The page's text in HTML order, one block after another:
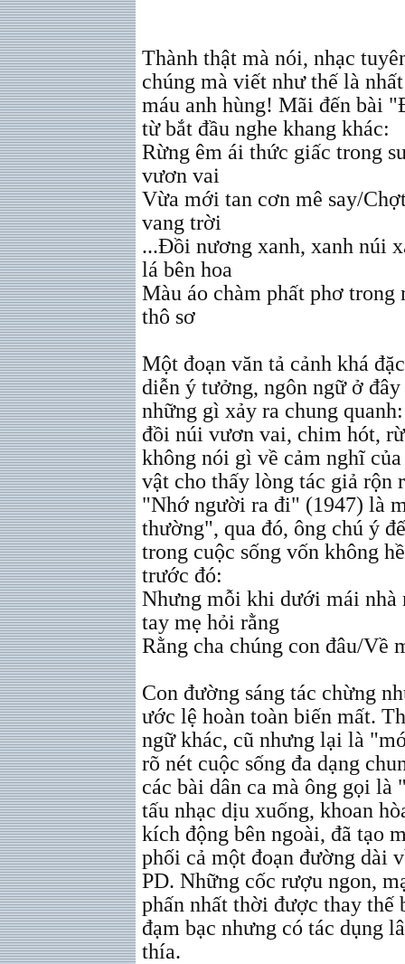
Thành thật mà nói, nhạc
chúng mà viết như thế là
máu anh hùng! Mãi đến bài
từ bắt đầu nghe khang khác:
Rừng êm ái thức giấc trong
vươn vai
Vừa mới tan cơn mê say/
vang trời
...Đồi nương xanh, xanh núi
lá bên hoa
Màu áo chàm phất phơ
thô sơ
Một đoạn văn tả cảnh khá
diễn ý tưởng, ngôn ngữ ở
những gì xảy ra chung
đồi núi vươn vai, chim hót,
không nói gì về cảm nghĩ
vật cho thấy lòng tác giả rộn
"Nhớ người ra đi" (1947) là
thường", qua đó, ông chú ý
trong cuộc sống vốn không
trước đó:
Nhưng mỗi khi dưới mái nhà
tay mẹ hỏi rằng
Rằng cha chúng con đâu/Về
Con đường sáng tác chừng
ước lệ hoàn toàn biến mất.
ngữ khác, cũ nhưng lại là
rõ nét cuộc sống đa dạng
các bài dân ca mà ông gọi
tấu nhạc dịu xuống, khoan
kích động bên ngoài, đã tạo
phối cả một đoạn đường dài
PD. Những cốc rượu ngon,
phấn nhất thời được thay thế
đạm bạc nhưng có tác dụng
thía.